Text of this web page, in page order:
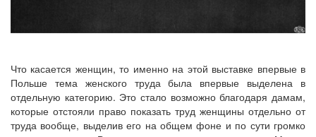
Что касается женщин, то именно на этой выставке впервые в
Польше тема женского труда была впервые выделена в
отдельную категорию. Это стало возможно благодаря дамам,
которые отстояли право показать труд женщины отдельно от
труда вообще, выделив его на общем фоне и по сути громко